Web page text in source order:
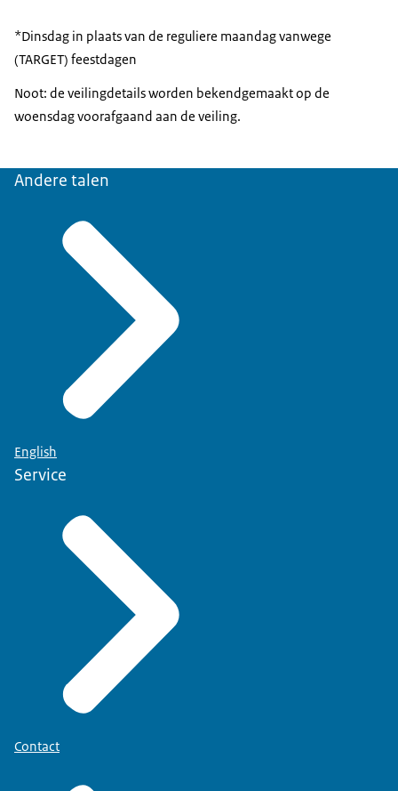
*Dinsdag in plaats van de reguliere maandag vanwege
(TARGET) feestdagen
Noot: de veilingdetails worden bekendgemaakt op de
woensdag voorafgaand aan de veiling.
Andere talen
English
Service
Contact